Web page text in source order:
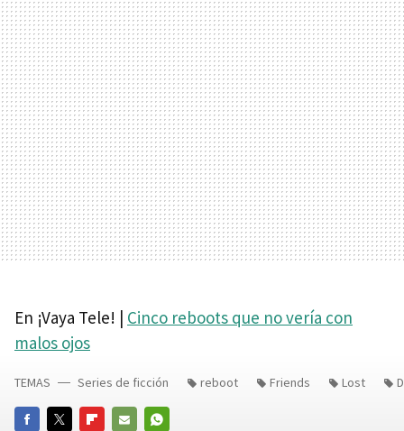
En ¡Vaya Tele! | Cinco reboots que no vería con
malos ojos
TEMAS Series de ficción reboot Friends Lost